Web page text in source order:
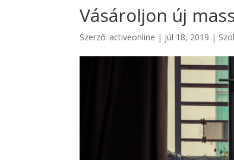
Vásároljon új
Szerző: activeonline | júl 18, 2019 |